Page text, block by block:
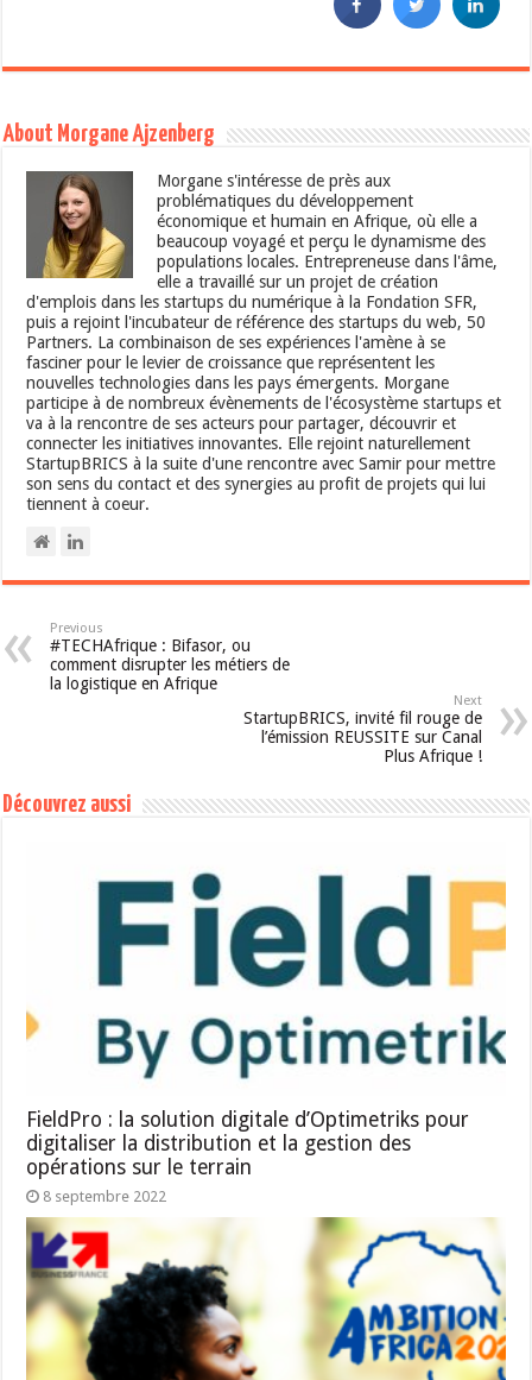
About Morgane Ajzenberg
Morgane s'intéresse de près aux
problématiques du développement
économique et humain en Afrique, où elle a
beaucoup voyagé et perçu le dynamisme des
populations locales. Entrepreneuse dans l'âme,
elle a travaillé sur un projet de création
d'emplois dans les startups du numérique à la Fondation SFR,
puis a rejoint l'incubateur de référence des startups du web, 50
Partners. La combinaison de ses expériences l'amène à se
fasciner pour le levier de croissance que représentent les
nouvelles technologies dans les pays émergents. Morgane
participe à de nombreux évènements de l'écosystème startups et
va à la rencontre de ses acteurs pour partager, découvrir et
connecter les initiatives innovantes. Elle rejoint naturellement
StartupBRICS à la suite d'une rencontre avec Samir pour mettre
son sens du contact et des synergies au profit de projets qui lui
tiennent à coeur.
Previous
#TECHAfrique : Bifasor, ou
comment disrupter les métiers de
la logistique en Afrique
Next
StartupBRICS, invité fil rouge de
l’émission REUSSITE sur Canal
Plus Afrique !
Découvrez aussi
FieldPro : la solution digitale d’Optimetriks pour
digitaliser la distribution et la gestion des
opérations sur le terrain
8 septembre 2022